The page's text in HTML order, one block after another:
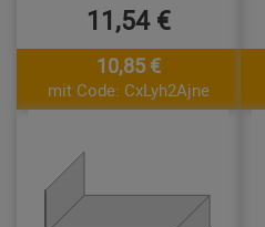
11,54 €
10,85 €
mit Code: CxLyh2Ajne